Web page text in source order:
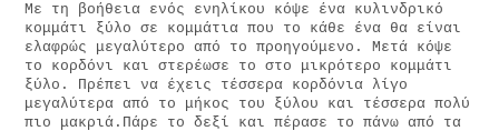
Με τη βοήθεια ενός ενηλίκου κόψε ένα κυλινδρικό
κομμάτι ξύλο σε κομμάτια που το κάθε ένα θα είναι
ελαφρώς μεγαλύτερο από το προηγούμενο. Μετά κόψε
το κορδόνι και στερέωσε το στο μικρότερο κομμάτι
ξύλο. Πρέπει να έχεις τέσσερα κορδόνια λίγο
μεγαλύτερα από το μήκος του ξύλου και τέσσερα πολύ
πιο μακριά.Πάρε το δεξί και πέρασε το πάνω από τα